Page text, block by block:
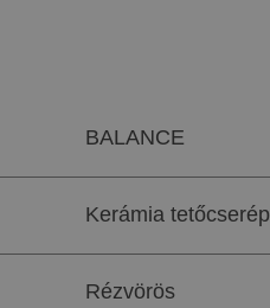
BALANCE
Kerámia tetőcserép
Rézvörös